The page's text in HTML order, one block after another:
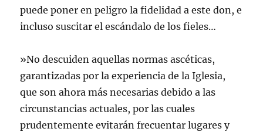
puede poner en peligro la fidelidad a este don, e
incluso suscitar el escándalo de los fieles…
»No descuiden aquellas normas ascéticas,
garantizadas por la experiencia de la Iglesia,
que son ahora más necesarias debido a las
circunstancias actuales, por las cuales
prudentemente evitarán frecuentar lugares y